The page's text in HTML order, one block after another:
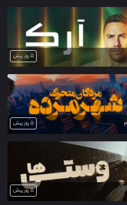
5 روز پیش
5 روز پیش
5 روز پیش